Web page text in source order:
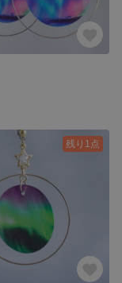
残り1点